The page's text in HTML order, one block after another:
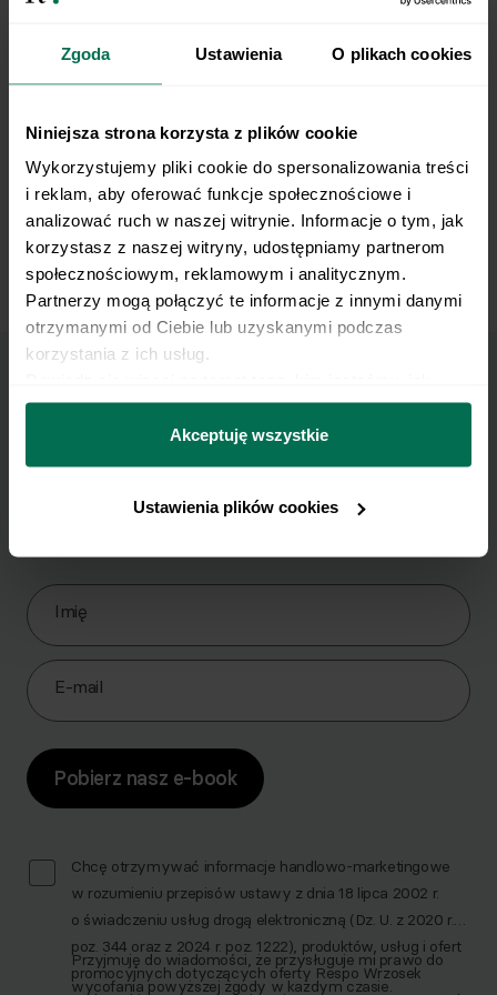
Zgoda Ustawienia O plikach cookies
Niniejsza strona korzysta z plików cookie
Wykorzystujemy pliki cookie do spersonalizowania treści
i reklam, aby oferować funkcje społecznościowe i
analizować ruch w naszej witrynie. Informacje o tym, jak
korzystasz z naszej witryny, udostępniamy partnerom
społecznościowym, reklamowym i analitycznym.
Partnerzy mogą połączyć te informacje z innymi danymi
otrzymanymi od Ciebie lub uzyskanymi podczas
korzystania z ich usług.
można się z nami skontaktować i w jaki sposób
przetwarzamy dane osobowe w ramach
prywatności.
Akceptuję wszystkie
Ustawienia plików cookies
Incline Bench Chest Fly
Marzy Ci się osiągnięcie
płaskiego brzucha?
Pobierz zestaw 10 najskuteczniejszych ćwiczeń na
Zapisz się do Newslettera
Imię
E-mail
Pobierz nasz e-book
Chcę otrzymywać informacje handlowo-marketingowe
w rozumieniu przepisów ustawy z dnia 18 lipca 2002 r.
o świadczeniu usług drogą elektroniczną (Dz. U. z 2020 r.
poz. 344 oraz z 2024 r. poz. 1222), produktów, usług i ofert
promocyjnych dotyczących oferty Respo Wrzosek
Przyjmuję do wiadomości, że przysługuje mi prawo do
wycofania powyższej zgody w każdym czasie.